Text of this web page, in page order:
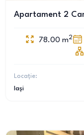
Apartament 2
78.00 m2
Locație:
Iași